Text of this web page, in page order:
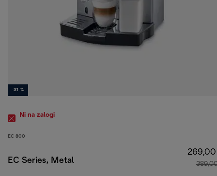
-31 %
Ni na zalogi
EC 800
EC Series, Metal